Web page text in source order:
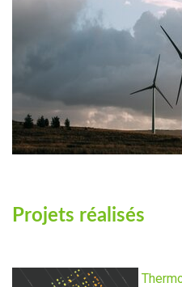
Projets réalisés